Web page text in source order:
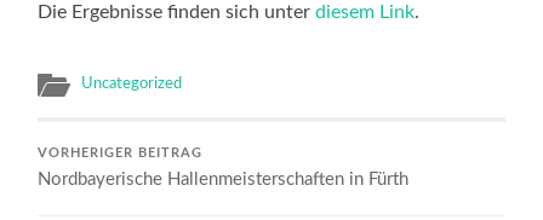
Die Ergebnisse finden sich unterdiesem Link.
Uncategorized
VORHERIGER BEITRAG
Nordbayerische Hallenmeisterschaften in Fürth